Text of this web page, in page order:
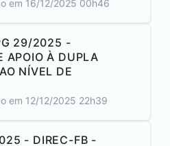
em 16/12/2025 00h46
29/2025 -
APOIO À DUPLA
NÍVEL DE
em 12/12/2025 22h39
- DIREC-FB -